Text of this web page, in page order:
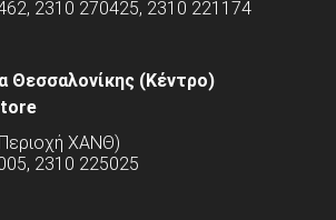
2310 270425, 2310 221174
Θεσσαλονίκης (Κέντρο)
ΧΑΝΘ)
2310 225025